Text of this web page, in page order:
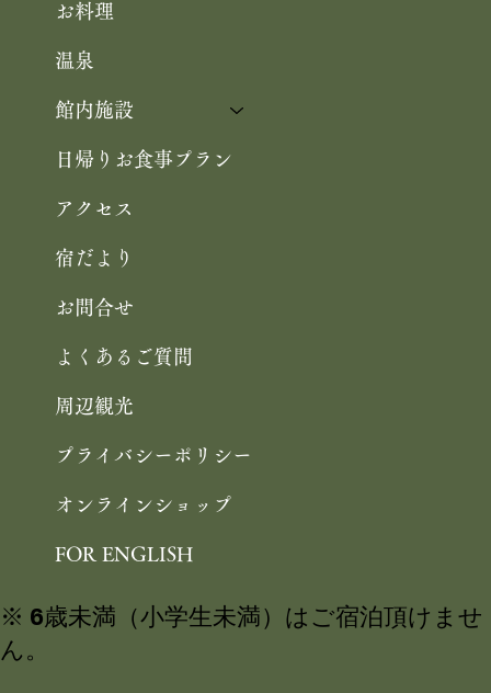
お料理
温泉
館内施設
日帰りお食事プラン
アクセス
宿だより
お問合せ
よくあるご質問
周辺観光
プライバシーポリシー
オンラインショップ
FOR ENGLISH
※ 6歳未満（小学生未満）はご宿泊頂けませ
ん。